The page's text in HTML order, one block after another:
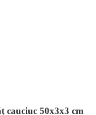
cauciuc 50x3x3 cm